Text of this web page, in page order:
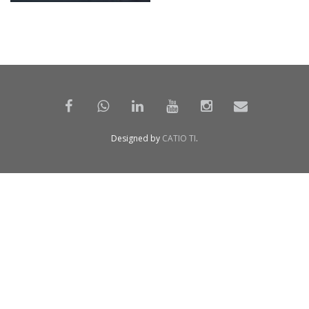
Designed by CATIO TI.